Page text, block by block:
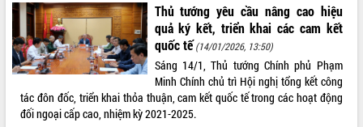
Lễ truy tặng danh hiệu “Bà Mẹ Việt
Nam Anh hùng” và trao Huân chương
Lao động
UBND tỉnh Đắk Lắk triển khai nhiệm
vụ 6 tháng cuối năm 2026
Kỳ họp thứ Hai, Hội đồng nhân dân
tỉnh khóa XI quyết nghị nhiều nội dung
ALBUM ẢNH
Thủ tướng yêu cầu nâng cao hiệu
quả ký kết, triển khai các cam kết
quốc tế (14/01/2026, 13:50)
Sáng 14/1, Thủ tướng Chính phủ Phạm
Minh Chính chủ trì Hội nghị tổng kết công
tác đôn đốc, triển khai thỏa thuận, cam kết quốc tế trong các hoạt động
đối ngoại cấp cao, nhiệm kỳ 2021-2025.